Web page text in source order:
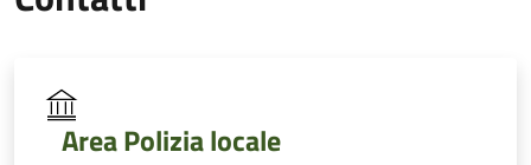
Area Polizia locale